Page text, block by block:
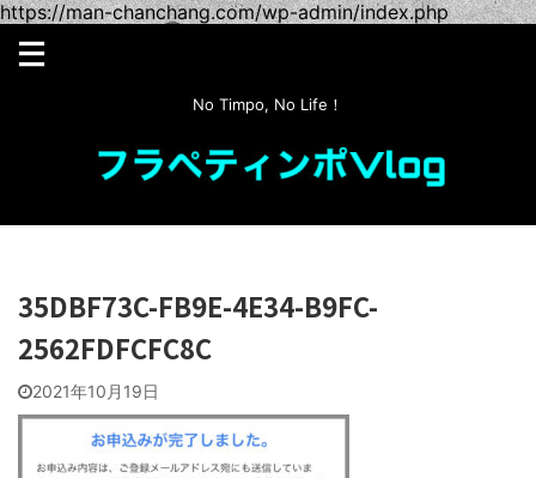
https://man-chanchang.com/wp-admin/index.php
No Timpo, No Life！
35DBF73C-FB9E-4E34-B9FC-
2562FDFCFC8C
2021年10月19日